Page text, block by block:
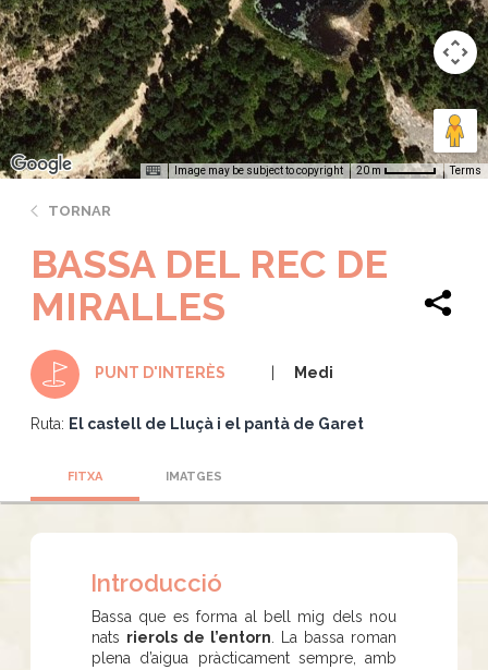
Image may be subject to copyright 20 m Terms
TORNAR
BASSA DEL REC DE
MIRALLES
PUNT D'INTERÈS Medi
Ruta: El castell de Lluçà i el pantà de Garet
FITXA IMATGES
Introducció
Bassa que es forma al bell mig dels nou
nats rierols de l’entorn . La bassa roman
plena d’aigua pràcticament sempre, amb